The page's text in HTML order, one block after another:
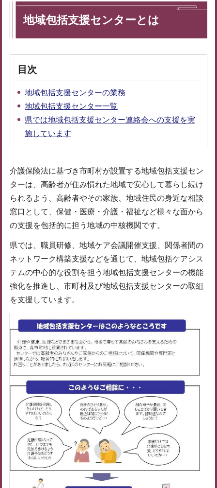
地域包括支援センターとは
目次
地域包括支援センターの業務
地域包括支援センター一覧
県では地域包括支援センター連絡会への支援を実
施しています
介護保険法に基づき市町村が設置する地域包括支援セン
ターは、高齢者が住み慣れた地域で安心して暮らし続け
られるよう、高齢者やその家族、地域住民の身近な相談
窓口として、保健・医療・介護・福祉など様々な面から
の支援を包括的に担う地域の中核機関です。
県では、職員研修、地域ケア会議開催支援、関係者間の
ネットワーク構築支援などを通じて、地域包括ケアシス
テムの中心的な役割を担う地域包括支援センターの機能
強化を推進し、市町村及び地域包括支援センターの取組
を支援しています。